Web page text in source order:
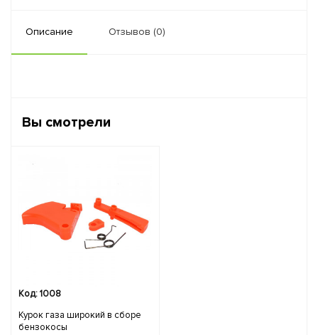
Описание Отзывов (0)
Вы смотрели
Код: 1008
Курок газа широкий в сборе
бензокосы